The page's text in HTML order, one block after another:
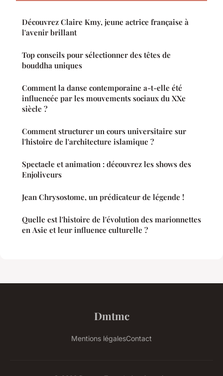
Découvrez Claire Kmy, jeune actrice française à
l'avenir brillant
Top conseils pour sélectionner des têtes de
bouddha uniques
Comment la danse contemporaine a-t-elle été
influencée par les mouvements sociaux du XXe
siècle ?
Comment structurer un cours universitaire sur
l'histoire de l'architecture islamique ?
Spectacle et animation : découvrez les shows des
Enjoliveurs
Jean Chrysostome, un prédicateur de légende !
Quelle est l'histoire de l'évolution des marionnettes
en Asie et leur influence culturelle ?
Dmtmc
Mentions légalesContact